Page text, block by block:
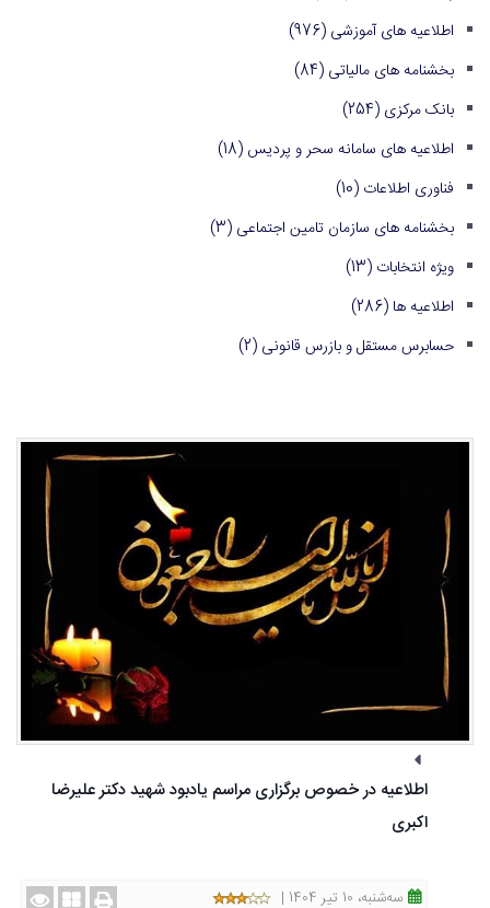
اطلاعیه های آموزشی (976)
بخشنامه های مالیاتی (84)
بانک مرکزی (254)
اطلاعیه های سامانه سحر و پردیس (18)
فناوری اطلاعات (10)
بخشنامه های سازمان تامین اجتماعی (3)
ویژه انتخابات (13)
اطلاعیه ها (286)
حسابرس مستقل و بازرس قانونی (2)
اطلاعیه در خصوص برگزاری مراسم یادبود شهید دکتر علیرضا
اکبری
ﺳﻪشنبه، 10 تیر 1404 |